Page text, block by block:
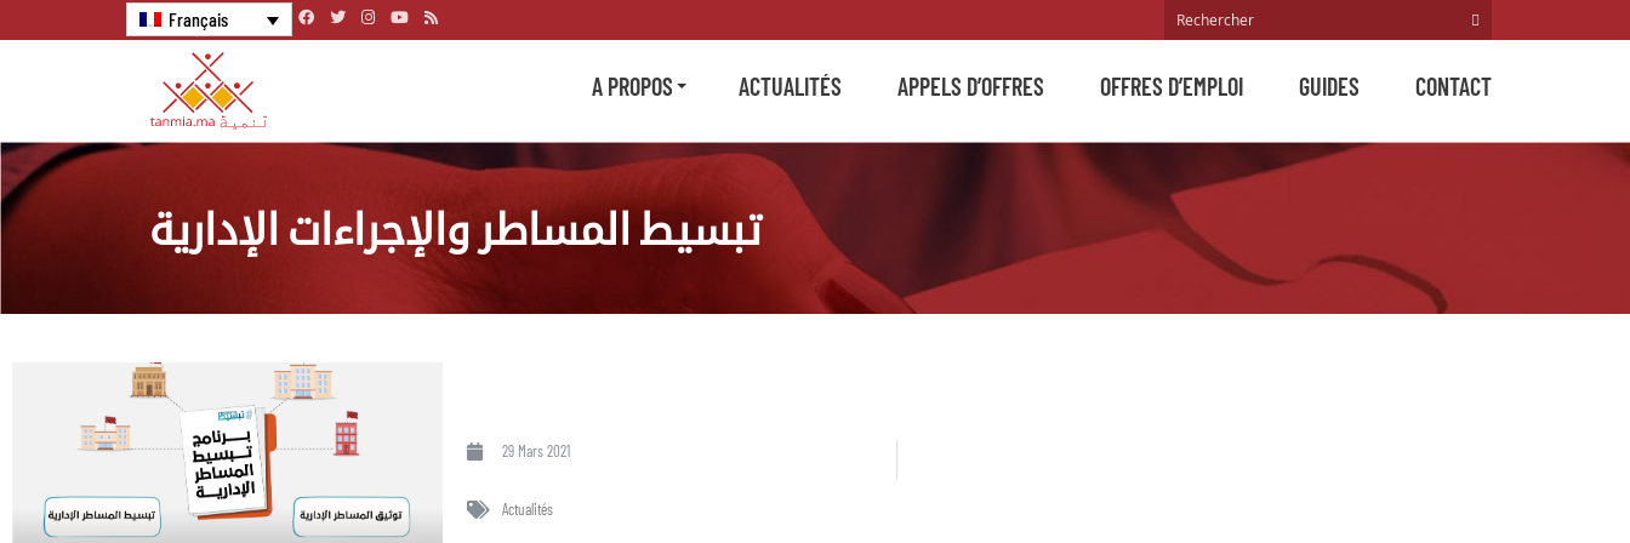
Français
A PROPOS ACTUALITÉS APPELS D’OFFRES OFFRES D’EMPLOI GUIDES CONTACT
تبسيط المساطر والإجراءات الإدارية
29 Mars 2021
Actualités